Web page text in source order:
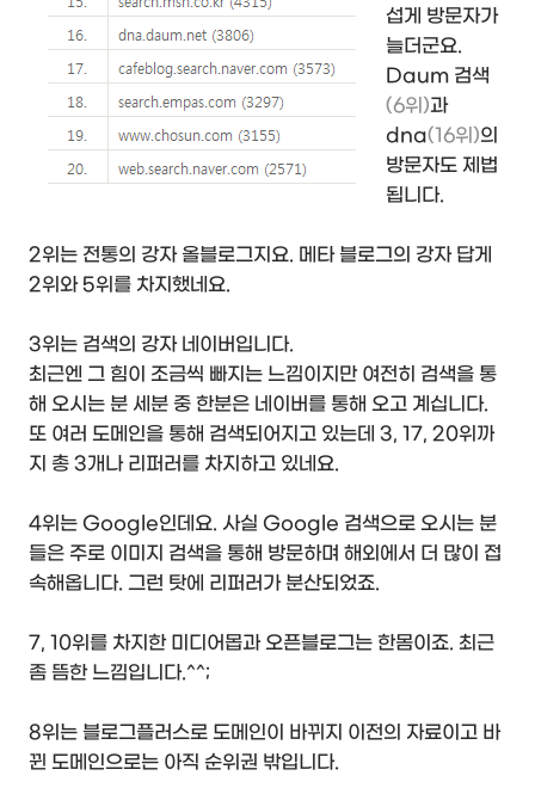
섭게 방문자가
늘더군요.
Daum 검색
(6위)과
dna(16위)의
방문자도 제법
됩니다.
2위는 전통의 강자 올블로그지요. 메타 블로그의 강자 답게
2위와 5위를 차지했네요.
3위는 검색의 강자 네이버입니다.
최근엔 그 힘이 조금씩 빠지는 느낌이지만 여전히 검색을 통
해 오시는 분 세분 중 한분은 네이버를 통해 오고 계십니다.
또 여러 도메인을 통해 검색되어지고 있는데 3, 17, 20위까
지 총 3개나 리퍼러를 차지하고 있네요.
4위는 Google인데요. 사실 Google 검색으로 오시는 분
들은 주로 이미지 검색을 통해 방문하며 해외에서 더 많이 접
속해옵니다. 그런 탓에 리퍼러가 분산되었죠.
7, 10위를 차지한 미디어몹과 오픈블로그는 한몸이죠. 최근
좀 뜸한 느낌입니다.^^;
8위는 블로그플러스로 도메인이 바뀌지 이전의 자료이고 바
뀐 도메인으로는 아직 순위권 밖입니다.